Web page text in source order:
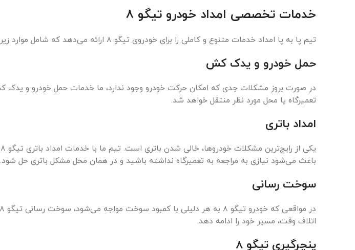
خدمات تخصصی امداد خودرو تیگو ۸
تیم پا به پا امداد خدمات متنوع و کاملی را برای خودروی تیگو ۸ ارائه می‌دهد که شامل موارد زیر است:
حمل خودرو و یدک کش
تعمیرگاه یا محل مورد نظر منتقل خواهد شد.
امداد باتری
باعث می‌شود نیازی به مراجعه به تعمیرگاه نداشته باشید و در همان محل مشکل باتری حل شود.
سوخت رسانی
اتلاف وقت، مسیر خود را ادامه دهد.
پنچرگیری تیگو 8